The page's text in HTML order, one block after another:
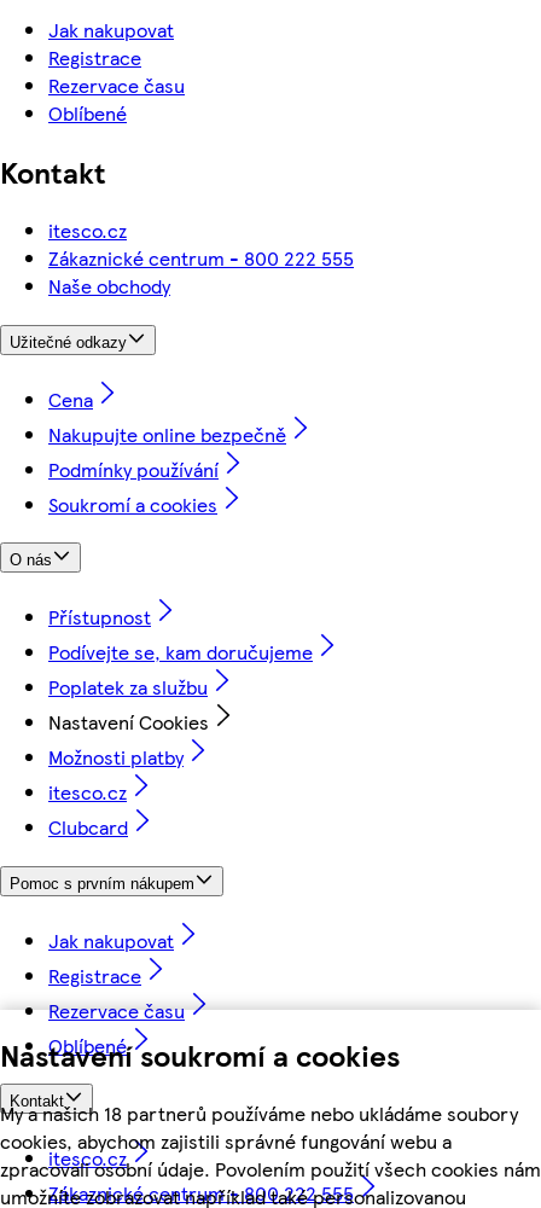
Nastavení soukromí a cookies
My a našich 18 partnerů používáme nebo ukládáme soubory
cookies, abychom zajistili správné fungování webu a
zpracovali osobní údaje. Povolením použití všech cookies nám
umožníte zobrazovat například také personalizovanou
Jak nakupovat
Registrace
Rezervace času
Oblíbené
Kontakt
itesco.cz
Zákaznické centrum - 800 222 555
Naše obchody
Užitečné odkazy
Cena
Nakupujte online bezpečně
Podmínky používání
Soukromí a cookies
O nás
Přístupnost
Podívejte se, kam doručujeme
Poplatek za službu
Nastavení Cookies
Možnosti platby
itesco.cz
Clubcard
Pomoc s prvním nákupem
Jak nakupovat
Registrace
Rezervace času
Oblíbené
Kontakt
itesco.cz
Zákaznické centrum - 800 222 555